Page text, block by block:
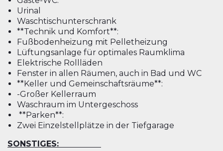
Urinal
Waschtischunterschrank
**Technik und Komfort**:
Fußbodenheizung mit Pelletheizung
Lüftungsanlage für optimales Raumklima
Elektrische Rollläden
Fenster in allen Räumen, auch in Bad und WC
**Keller und Gemeinschaftsräume**:
-Großer Kellerraum
Waschraum im Untergeschoss
**Parken**:
Zwei Einzelstellplätze in der Tiefgarage
SONSTIGES: